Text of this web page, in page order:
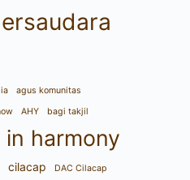
agus komunitas
AHY bagi takjil
harmony
cilacap
DAC Cilacap